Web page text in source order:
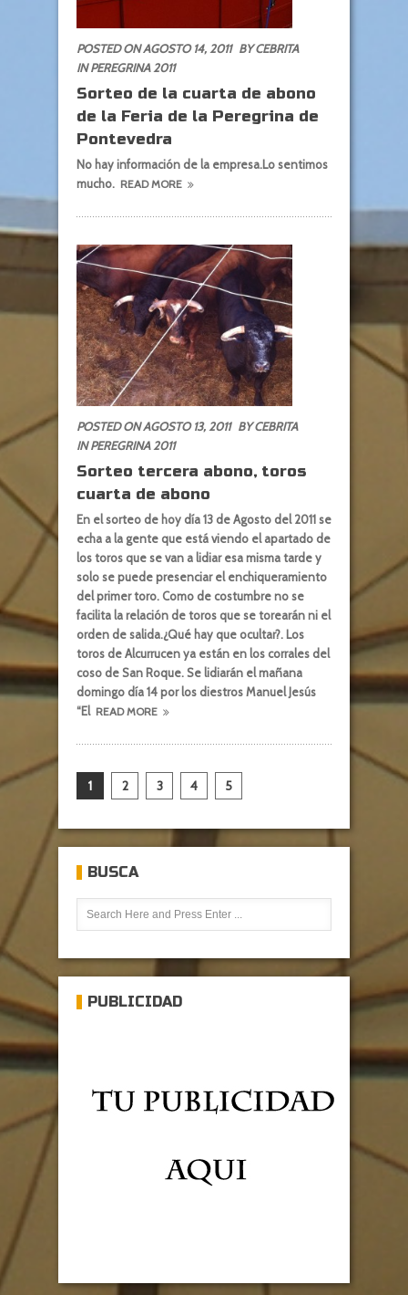
POSTED ON AGOSTO 14, 2011 BY CEBRITA
INPEREGRINA 2011
Sorteo de la cuarta de abono
de la Feria de la Peregrina de
Pontevedra
No hay información de la empresa.Lo sentimos
mucho. READ MORE
POSTED ON AGOSTO 13, 2011 BY CEBRITA
INPEREGRINA 2011
Sorteo tercera abono, toros
cuarta de abono
En el sorteo de hoy día 13 de Agosto del 2011 se
echa a la gente que está viendo el apartado de
los toros que se van a lidiar esa misma tarde y
solo se puede presenciar el enchiqueramiento
del primer toro. Como de costumbre no se
facilita la relación de toros que se torearán ni el
orden de salida.¿Qué hay que ocultar?. Los
toros de Alcurrucen ya están en los corrales del
coso de San Roque. Se lidiarán el mañana
domingo día 14 por los diestros Manuel Jesús
“El READ MORE
1 2 3 4 5
BUSCA
PUBLICIDAD